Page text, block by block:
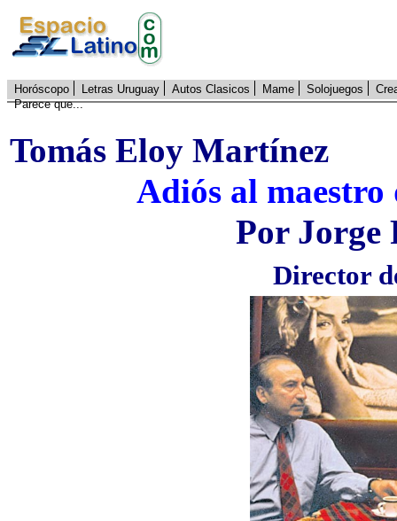
Horóscopo Letras Uruguay Autos Clasicos Mame Solojuegos
Parece que...
Tomás Eloy Martínez
Adiós al
Por Jorge
Director